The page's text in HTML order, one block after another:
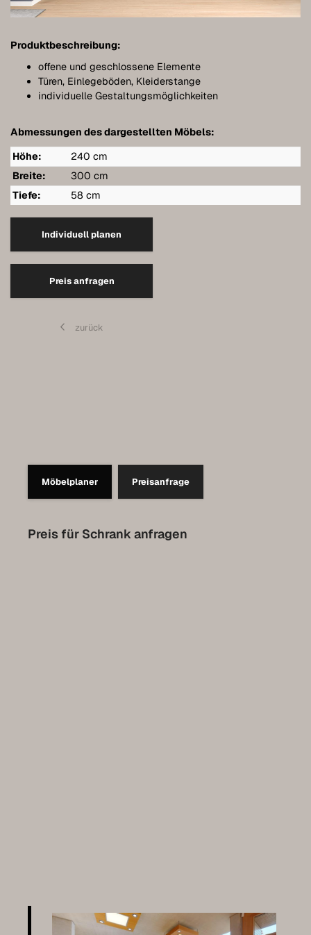
Produktbeschreibung:
offene und geschlossene Elemente
Türen, Einlegeböden, Kleiderstange
individuelle Gestaltungsmöglichkeiten
Abmessungen des dargestellten Möbels:
Höhe:
240 cm
Breite:
300 cm
Tiefe:
58 cm
Individuell planen
Preis anfragen
zurück
Möbelplaner Preisanfrage
Preis für Schrank anfragen
Meubles de salle de bains
Étagères murales suspendues
Dressings
Étagères
Buffets
Armoires murales
Qualité de nos meubles
Entretien